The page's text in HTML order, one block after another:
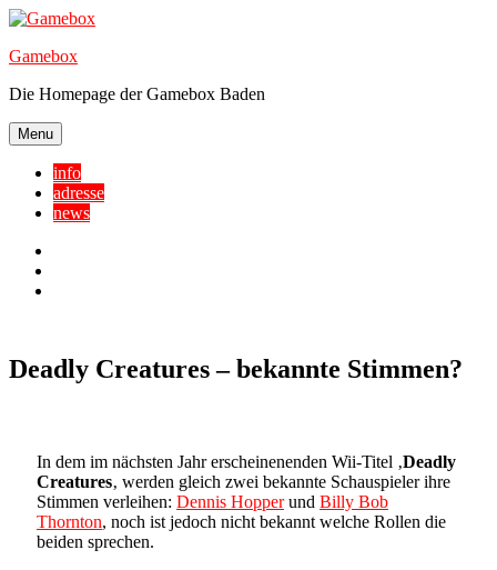
Skip
content
Gamebox
Die Homepage der Gamebox Baden
Menu
info
adresse
news
Deadly Creatures – bekannte Stimmen?
In dem im nächsten Jahr erscheinenenden Wii-Titel ‚Deadly
Creatures‚ werden gleich zwei bekannte Schauspieler ihre
Stimmen verleihen: Dennis Hopperund Billy Bob
Thornton, noch ist jedoch nicht bekannt welche Rollen die
beiden sprechen.